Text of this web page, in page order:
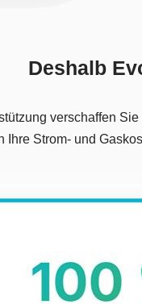
Deshalb
verschaffen
Strom- und